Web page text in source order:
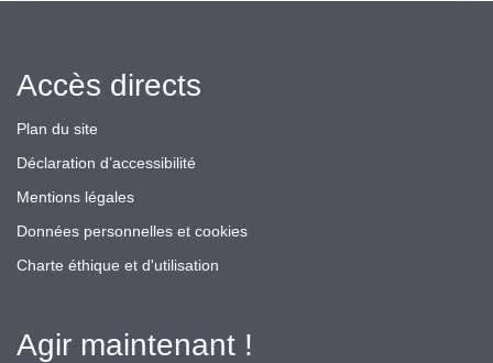
Accès directs
Plan du site
Déclaration d’accessibilité
Mentions légales
Données personnelles et cookies
Charte éthique et d'utilisation
Agir maintenant !